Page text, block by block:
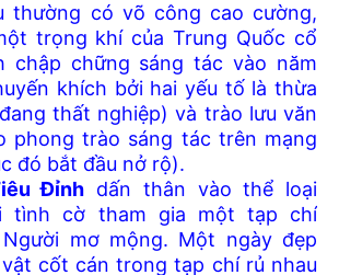
thường có võ công cao cường,
trọng khí của Trung Quốc cổ
chập chững sáng tác vào năm
khích bởi hai yếu tố là thừa
thất nghiệp) và trào lưu văn
phong trào sáng tác trên mạng
đó bắt đầu nở rộ).
Đỉnh dấn thân vào thể loại
tình cờ tham gia một tạp chí
mơ mộng. Một ngày đẹp
cốt cán trong tạp chí rủ nhau